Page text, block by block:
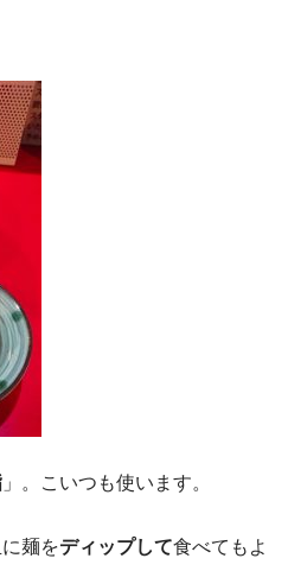
」。こいつも使います。
麺をディップして食べてもよ